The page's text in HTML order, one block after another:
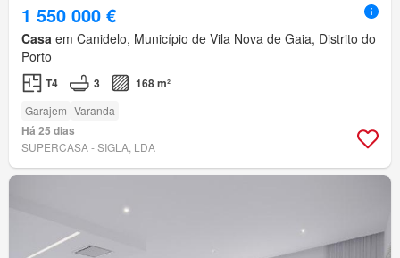
1 550 000 €
Casa em Canidelo, Município de Vila Nova de Gaia, Distrito do
Porto
T4 3 168 m²
Garajem Varanda
Há 25 dias
SUPERCASA - SIGLA, LDA